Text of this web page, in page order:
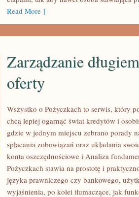
Read More ]
ZARZĄDZANIE
BANKI
Zarządzanie
oferty
Wszystko o Pożyczkach to serwis, który
chcą lepiej ogarnąć świat kredytów i
gdzie w jednym miejscu zebrano porady
spłacania zobowiązań oraz układania
konta oszczędnościowe i Analiza
Pożyczkach stawia na prostotę i
języka prawniczego czy bankowego,
wyjaśnienia, po kolei tłumaczące, jak